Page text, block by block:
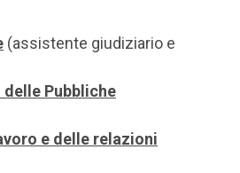
(assistente giudiziario e
Pubbliche
e delle relazioni